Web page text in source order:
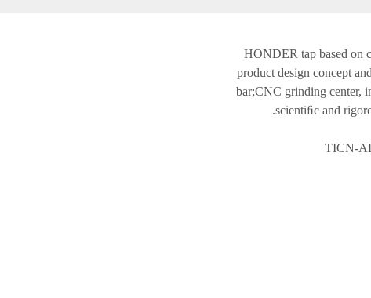
HONDER tap based on
product design concept
bar;CNC grinding center,
scientiﬁc and
TICN-